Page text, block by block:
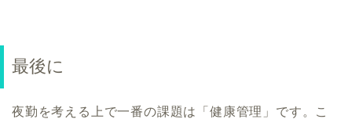
最後に
夜勤を考える上で一番の課題は「健康管理」です。こ